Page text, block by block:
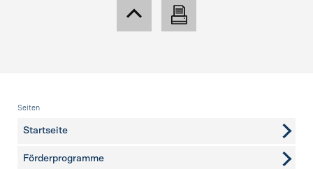
Fusszeile
Seiten
Startseite
Förderprogramme